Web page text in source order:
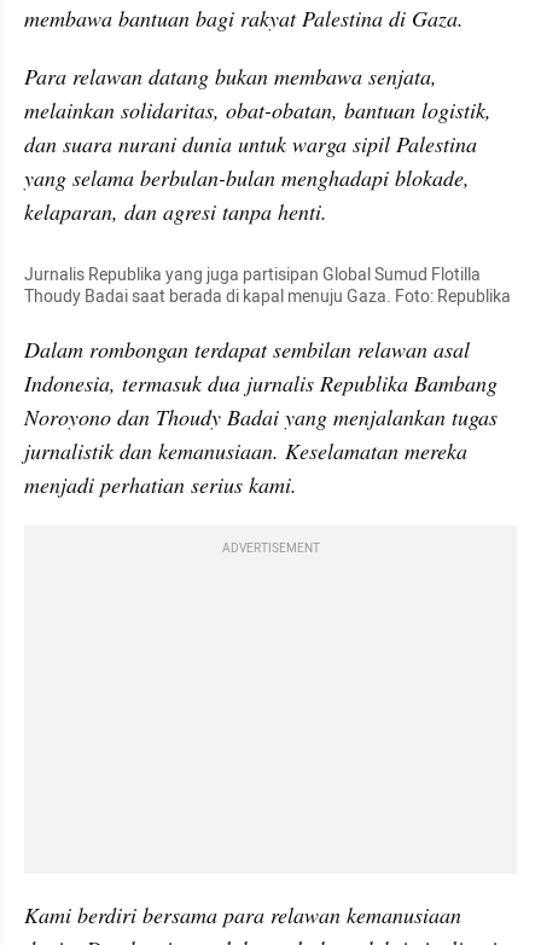
membawa bantuan bagi rakyat Palestina di Gaza.
Para relawan datang bukan membawa senjata,
melainkan solidaritas, obat-obatan, bantuan logistik,
dan suara nurani dunia untuk warga sipil Palestina
yang selama berbulan-bulan menghadapi blokade,
kelaparan, dan agresi tanpa henti.
Jurnalis Republika yang juga partisipan Global Sumud Flotilla
Thoudy Badai saat berada di kapal menuju Gaza. Foto: Republika
Dalam rombongan terdapat sembilan relawan asal
Indonesia, termasuk dua jurnalis Republika Bambang
Noroyono dan Thoudy Badai yang menjalankan tugas
jurnalistik dan kemanusiaan. Keselamatan mereka
menjadi perhatian serius kami.
ADVERTISEMENT
Kami berdiri bersama para relawan kemanusiaan